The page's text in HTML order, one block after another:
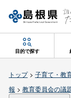
目的で探す
トップ> 子育て・教
報 > 教育委員会の議